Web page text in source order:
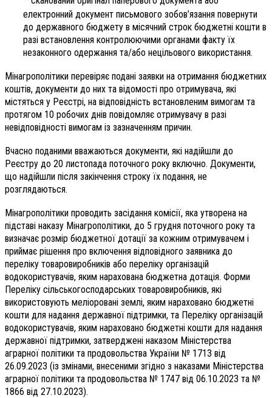
електронний документ письмового зобов’язання повернути
до державного бюджету в місячний строк бюджетні кошти в
разі встановлення контролюючими органами факту їх
незаконного одержання та/або нецільового використання.
Мінагрополітики перевіряє подані заявки на отримання бюджетних
коштів, документи до них та відомості про отримувача, які
містяться у Реєстрі, на відповідність встановленим вимогам та
протягом 10 робочих днів повідомляє отримувачу в разі
невідповідності вимогам із зазначенням причин.
Вчасно поданими вважаються документи, які надійшли до
Реєстру до 20 листопада поточного року включно. Документи,
що надійшли після закінчення строку їх подання, не
розглядаються.
Мінагрополітики проводить засідання комісії, яка утворена на
підставі наказу Мінагрополітики, до 5 грудня поточного року та
визначає розмір бюджетної дотації за кожним отримувачем і
приймає рішення про включення відповідного заявника до
переліку товаровиробників або переліку організацій
водокористувачів, яким нарахована бюджетна дотація. Форми
Переліку сільськогосподарських товаровиробників, які
використовують меліоровані землі, яким нараховано бюджетні
кошти для надання державної підтримки, та Переліку організацій
водокористувачів, яким нараховано бюджетні кошти для надання
державної підтримки, затверджені наказом Міністерства
аграрної політики та продовольства України № 1713 від
26.09.2023 (із змінами, внесеними згідно з наказами Міністерства
аграрної політики та продовольства № 1747 від 06.10.2023 та №
1866 від 27.10.2023).